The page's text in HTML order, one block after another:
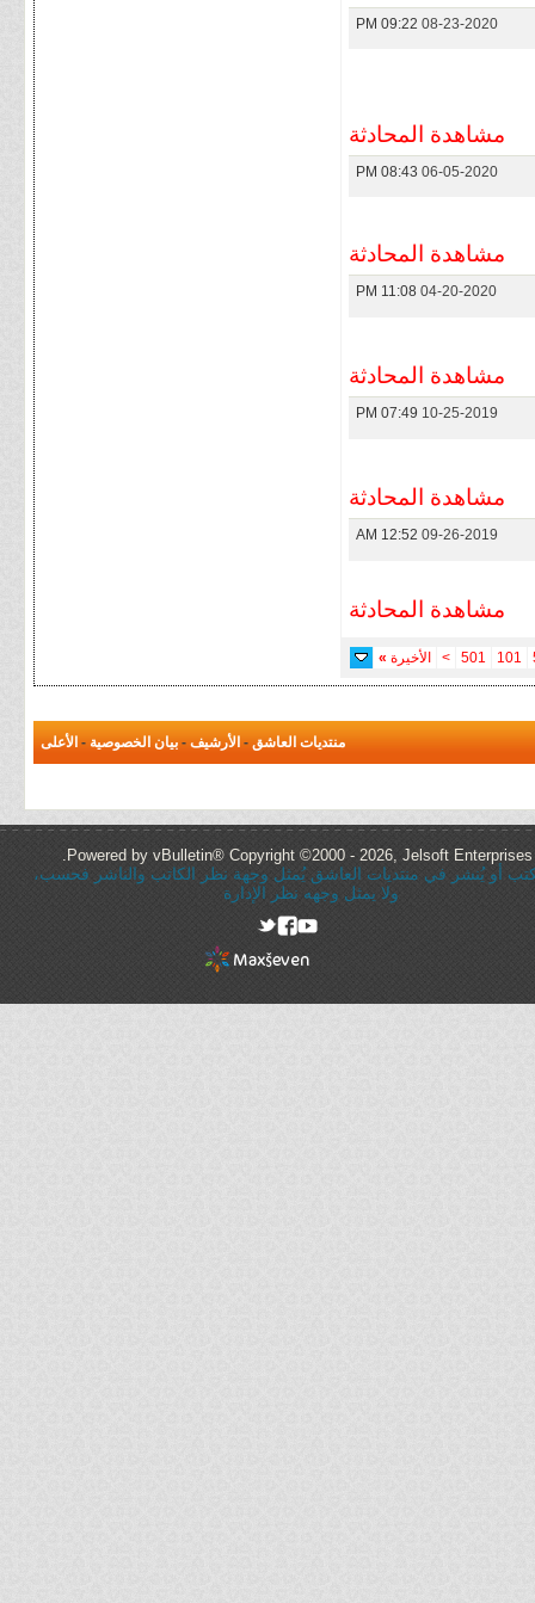
08-23-2020
09:22 PM
مشاهدة المحادثة
06-05-2020
08:43 PM
مشاهدة المحادثة
04-20-2020
11:08 PM
مشاهدة المحادثة
10-25-2019
07:49 PM
مشاهدة المحادثة
09-26-2019
12:52 AM
مشاهدة المحادثة
101
501
> الأخيرة »
منتديات العاشق - الأرشيف - بيان الخصوصية - الأعلى
Powered by vBulletin® Copyright ©2000 - 2026, Jelsoft Enterprises
أو يُنشر في منتديات العاشق يُمثل وجهة نظر الكاتب والناشر فحسب،
ولا يمثل وجهه نظر الإدارة